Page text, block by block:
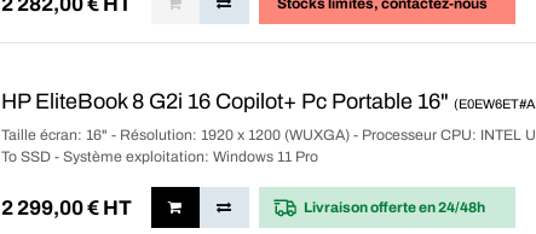
Stocks limités, contactez-nous
HP EliteBook 8 G2i 16 Copilot+ Pc Portable 16"
Taille écran: 16" - Résolution: 1920 x 1200 (WUXGA) - Processeur CPU: INTEL
To SSD - Système exploitation: Windows 11 Pro
2 299,00€ HT Livraison offerteen 24/48h